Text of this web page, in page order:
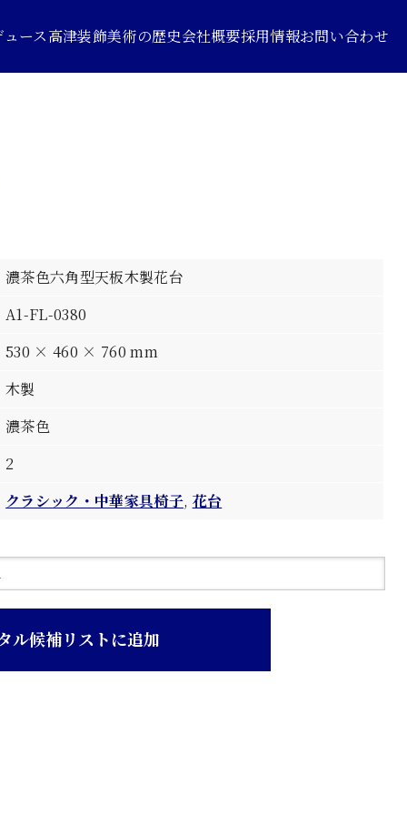
ース高津装飾美術の歴史会社概要採用情報お問い合わせ
濃茶色六角型天板木製花台
A1-FL-0380
530 × 460 × 760 mm
木製
濃茶色
2
クラシック・中華家具椅子, 花台
ル候補リストに追加